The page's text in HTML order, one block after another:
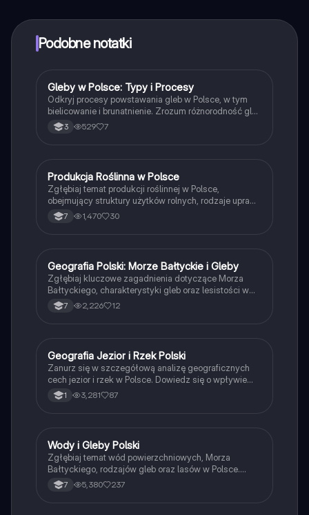
które również możesz otrzymać za darmo. Dodatkowo
oferujemy usługę Knowunity Premium, która pozwala
Podobne notatki
Geografia
Gleby w Polsce: Typy i Procesy
Odkryj procesy powstawania gleb w Polsce, w tym
bielicowanie i brunatnienie. Zrozum różnorodność gleb
strefowych i astrefowych oraz ich rozmieszczenie w
kraju. Idealne dla studentów geologii i ekologii. Typ:
3 529 7
Geografia
Produkcja Roślinna w Polsce
Zgłębiaj temat produkcji roślinnej w Polsce,
obejmujący struktury użytków rolnych, rodzaje upraw
oraz ich wymagania glebowe. Dowiedz się o
znaczeniu zbóż, ziemniaków, rzepaku i buraków
Nowa'.
7 1,470 30
Geografia
Geografia Polski: Morze Bałtyckie i Gleby
Zgłębiaj kluczowe zagadnienia dotyczące Morza
Bałtyckiego, charakterystyki gleb oraz lesistości w
Polsce. Dowiedz się o formach terenu, zarządzaniu
lasami oraz ochronie środowiska w parkach
narodowe.
7 2,226 12
Geografia
Geografia Jezior i Rzek Polski
Zanurz się w szczegółową analizę geograficznych
cech jezior i rzek w Polsce. Dowiedz się o wpływie
zlodowaceń na krajobraz, rodzajach gleb oraz
systemach wodnych. Idealne dla studentów geografii
1 3,281 87
Geografia
Wody i Gleby Polski
Zgłębiaj temat wód powierzchniowych, Morza
Bałtyckiego, rodzajów gleb oraz lasów w Polsce.
Dowiedz się o najważniejszych parkach narodowych i
warunkach ochrony przyrody. Idealne dla studentów
7 5,380 237